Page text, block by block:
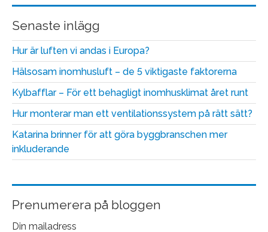
Senaste inlägg
Hur är luften vi andas i Europa?
Hälsosam inomhusluft – de 5 viktigaste faktorerna
Kylbafflar – För ett behagligt inomhusklimat året runt
Hur monterar man ett ventilationssystem på rätt sätt?
Katarina brinner för att göra byggbranschen mer
inkluderande
Prenumerera på bloggen
Din mailadress